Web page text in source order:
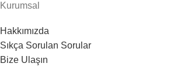
Kurumsal
Hakkımızda
Sıkça Sorulan Sorular
Bize Ulaşın